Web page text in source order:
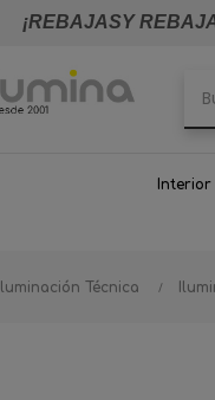
¡REBAJASY
Interior
Iluminación Técnica